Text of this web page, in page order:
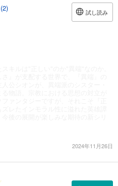
(2) 試し読み
2024年11月26日